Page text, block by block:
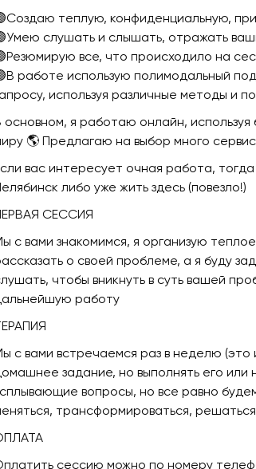
теплую, конфиденциальную,
слушать и слышать, отражать
все, что происходило на
работе использую полимодальный
используя различные методы и
основном, я работаю онлайн, используя
🌎 Предлагаю на выбор много
вас интересует очная работа,
либо уже жить здесь (повезло!)
СЕССИЯ
с вами знакомимся, я организую
о своей проблеме, а я буду
чтобы вникнуть в суть вашей
работу
с вами встречаемся раз в неделю (это
задание, но выполнять его
вопросы, но все равно
трансформироваться,
сессию можно по номеру